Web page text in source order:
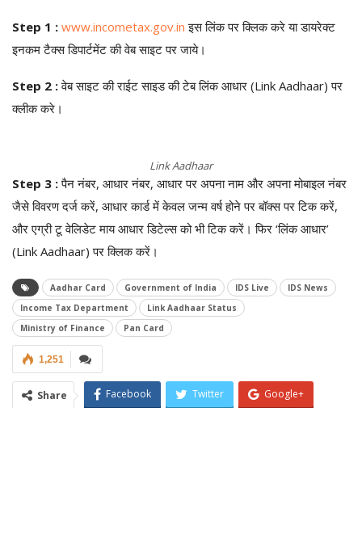
Step 1 : www.incometax.gov.in इस लिंक पर क्लिक करे या डायरेक्ट
इनकम टैक्स डिपार्टमेंट की वेब साइट पर जाये।
Step 2 :वेब साइट की राईट साइड की टेब लिंक आधार (Link Aadhaar) पर
क्लीक करे।
Link Aadhaar
Step 3 :पैन नंबर, आधार नंबर, आधार पर अपना नाम और अपना मोबाइल नंबर
जैसे विवरण दर्ज करें, आधार कार्ड में केवल जन्म वर्ष होने पर बॉक्स पर टिक करें,
और एग्री टू वेलिडेट माय आधार डिटेल्स को भी टिक करें। फिर ‘लिंक आधार’
(Link Aadhaar) पर क्लिक करें।
Aadhar Card Government of India IDS Live
IDS News
Income Tax Department
Link Aadhaar Status
Ministry of Finance
Pan Card
1,251
Share Facebook Twitter Google+